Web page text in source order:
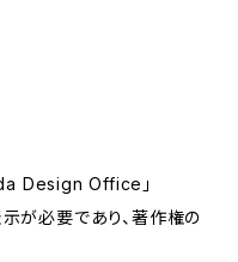
Design Office」
が必要であり、著作権の